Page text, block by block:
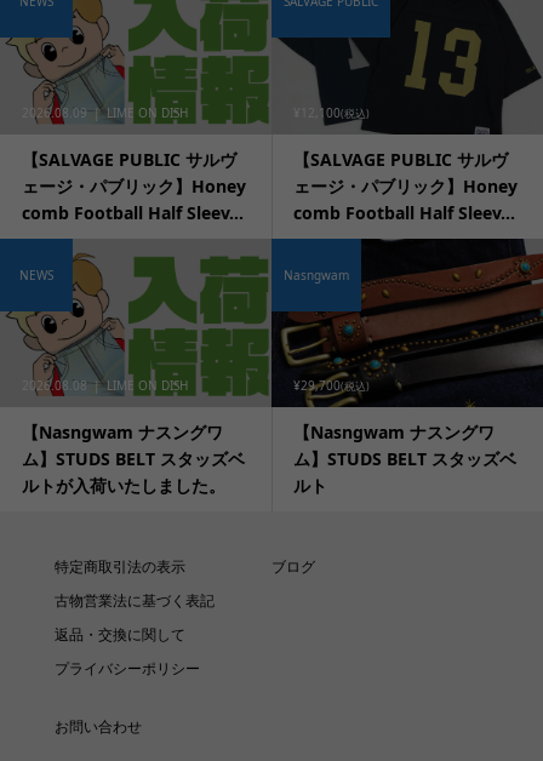
2026.08.09 LIME ON DISH
【SALVAGE PUBLIC サルヴ
ェージ・パブリック】Honey
comb Football Half Sleev...
¥12,100(税込)
【SALVAGE PUBLIC サルヴ
ェージ・パブリック】Honey
comb Football Half Sleev...
2026.08.08 LIME ON DISH
【Nasngwam ナスングワ
ム】STUDS BELT スタッズベ
ルトが入荷いたしました。
NEWS
¥29,700(税込)
【Nasngwam ナスングワ
ム】STUDS BELT スタッズベ
ルト
Nasngwam
特定商取引法の表示
古物営業法に基づく表記
返品・交換に関して
プライバシーポリシー
ブログ
お問い合わせ